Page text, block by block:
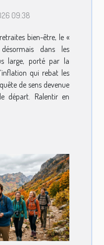
09:38
bien-être, le «
dans les
large, porté par la
qui rebat les
de sens devenue
départ. Ralentir en